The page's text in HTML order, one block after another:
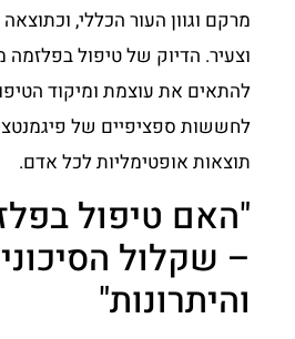
מרקם וגוון העור הכללי,
וצעיר. הדיוק של טיפול
להתאים את עוצמת ומיקוד
לחששות ספציפיים של
תוצאות אופטימליות לכל אדם.
"האם טיפול
– שקלול
והיתרונות"